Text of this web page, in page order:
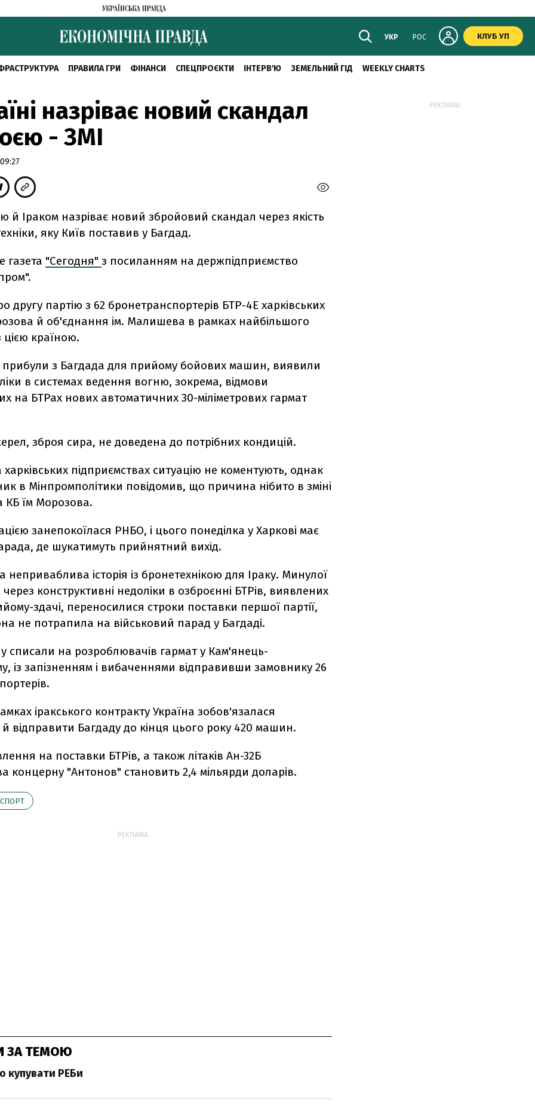
УКР РОС КЛУБ УП
ПРАВИЛА ГРИ ФІНАНСИ СПЕЦПРОЄКТИ ІНТЕРВ'Ю ЗЕМЕЛЬНИЙ ГІД WEEKLY CHARTS
назріває новий скандал
- ЗМІ
й Іраком назріває новий збройовий скандал через якість
яку Київ поставив у Багдад.
газета "Сегодня" з посиланням на держпідприємство
другу партію з 62 бронетранспортерів БТР-4Е харківських
й об'єднання ім. Малишева в рамках найбільшого
цією країною.
прибули з Багдада для прийому бойових машин, виявили
в системах ведення вогню, зокрема, відмови
на БТРах нових автоматичних 30-міліметрових гармат
зброя сира, не доведена до потрібних кондицій.
підприємствах ситуацію не коментують, однак
в Мінпромполітики повідомив, що причина нібито в зміні
КБ їм Морозова.
занепокоїлася РНБО, і цього понеділка у Харкові має
де шукатимуть прийнятний вихід.
неприваблива історія із бронетехнікою для Іраку. Минулої
конструктивні недоліки в озброєнні БТРів, виявлених
здачі, переносилися строки поставки першої партії,
не потрапила на військовий парад у Багдаді.
списали на розроблювачів гармат у Кам'янець-
із запізненням і вибаченнями відправивши замовнику 26
іракського контракту Україна зобов'язалася
відправити Багдаду до кінця цього року 420 машин.
на поставки БТРів, а також літаків Ан-32Б
концерну "Антонов" становить 2,4 мільярди доларів.
РЕКЛАМА:
ЗА ТЕМОЮ
купувати РЕБи
РЕКЛАМА: